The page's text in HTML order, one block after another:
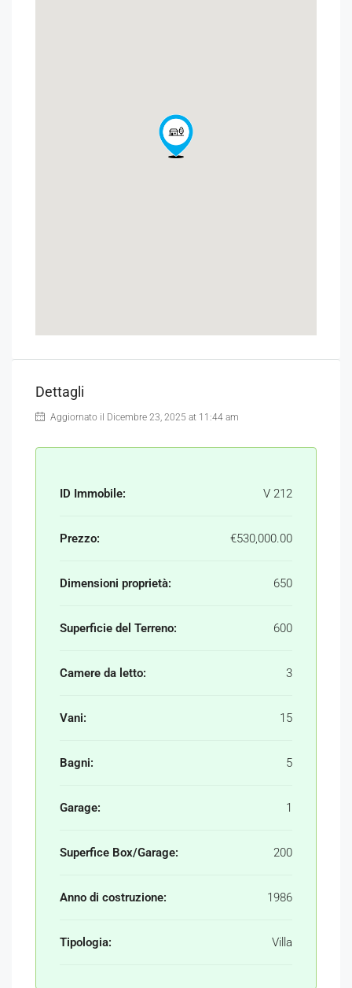
Dettagli
Aggiornato il Dicembre 23, 2025 at 11:44 am
ID Immobile: V 212
Prezzo: €530,000.00
Dimensioni proprietà: 650
Superficie del Terreno: 600
Camere da letto: 3
Vani: 15
Bagni: 5
Garage: 1
Superfice Box/Garage: 200
Anno di costruzione: 1986
Tipologia: Villa